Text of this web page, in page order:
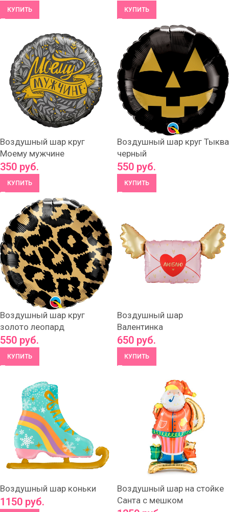
КУПИТЬ КУПИТЬ
Воздушный шар круг
Моему мужчине
350 руб.
КУПИТЬ
Воздушный шар круг Тыква
черный
550 руб.
КУПИТЬ
Воздушный шар круг
золото леопард
550 руб.
КУПИТЬ
Воздушный шар
Валентинка
650 руб.
КУПИТЬ
Воздушный шар коньки
1150 руб.
Воздушный шар на стойке
Санта с мешком